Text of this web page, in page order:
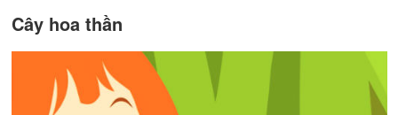
Cây hoa thần